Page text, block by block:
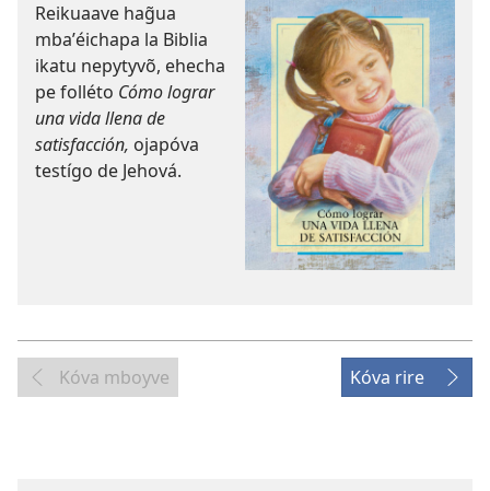
Reikuaave hag̃ua
mbaʼéichapa la Biblia
ikatu nepytyvõ, ehecha
pe folléto Cómo lograr
una vida llena de
satisfacción, ojapóva
testígo de Jehová.
Kóva mboyve Kóva rire